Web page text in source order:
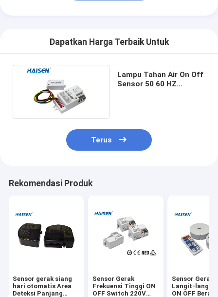
Dapatkan Harga Terbaik Untuk
Lampu Tahan Air On Off
Sensor 50 60 HZ
Terus
Rekomendasi Produk
Sensor gerak siang
hari otomatis Area
Deteksi Panjang
Sensor Gerak
Frekuensi Tinggi ON
OFF Switch 220V
Sensor Gerak
Langit-langit
ON OFF